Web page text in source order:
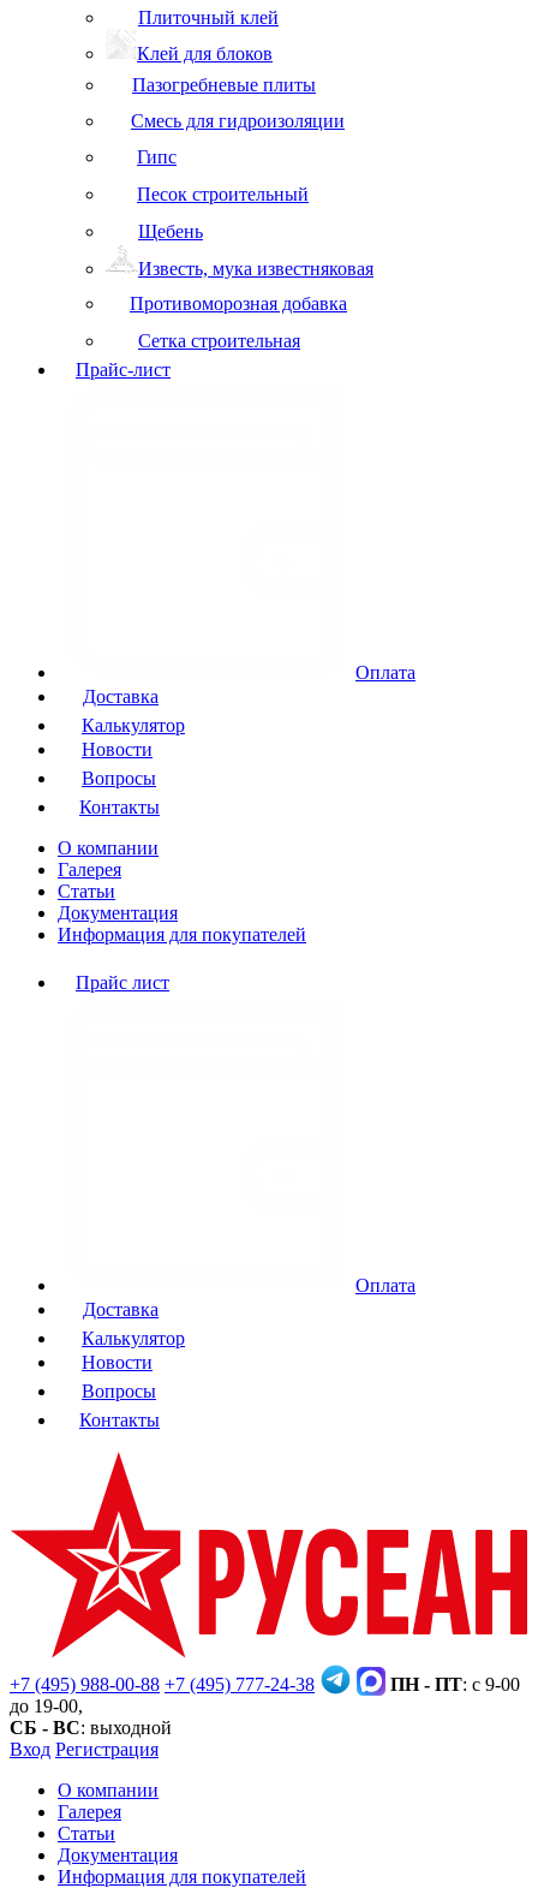
Плиточный клей
Клей для блоков
Пазогребневые плиты
Смесь для гидроизоляции
Гипс
Песок строительный
Щебень
Известь, мука известняковая
Противоморозная добавка
Сетка строительная
Прайс-лист
Оплата
Доставка
Калькулятор
Новости
Вопросы
Контакты
О компании
Галерея
Статьи
Документация
Информация для покупателей
Прайс лист
Оплата
Доставка
Калькулятор
Новости
Вопросы
Контакты
+7 (495) 988-00-88 +7 (495) 777-24-38 ПН - ПТ: с 9-00
до 19-00,
СБ - ВС: выходной
Вход Регистрация
О компании
Галерея
Статьи
Документация
Информация для покупателей